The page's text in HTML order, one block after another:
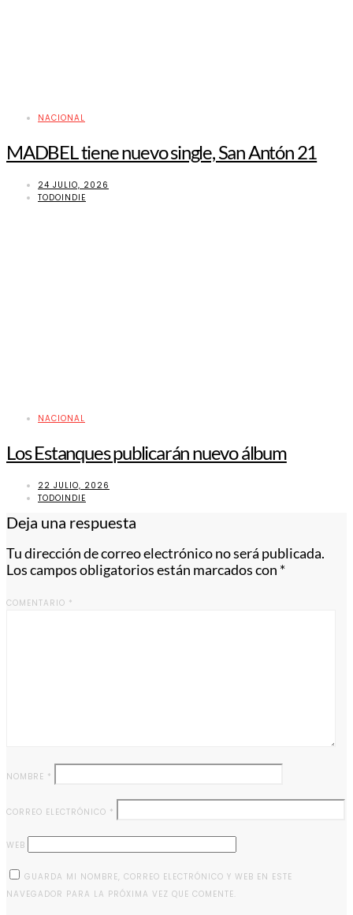
NACIONAL
MADBEL tiene nuevo single, San Antón 21
24 JULIO, 2026
TODOINDIE
NACIONAL
Los Estanques publicarán nuevo álbum
22 JULIO, 2026
TODOINDIE
Deja una respuesta
Tu dirección de correo electrónico no será publicada.
Los campos obligatorios están marcados con *
COMENTARIO *
NOMBRE *
CORREO ELECTRÓNICO *
WEB
GUARDA MI NOMBRE, CORREO ELECTRÓNICO Y WEB EN ESTE
NAVEGADOR PARA LA PRÓXIMA VEZ QUE COMENTE.